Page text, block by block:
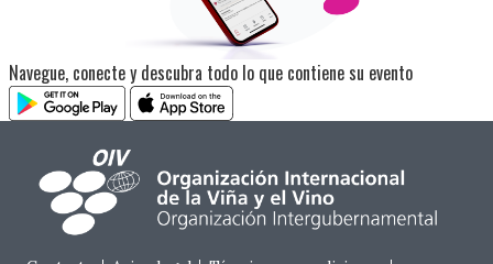
Navegue, conecte y descubra todo lo que contiene su evento